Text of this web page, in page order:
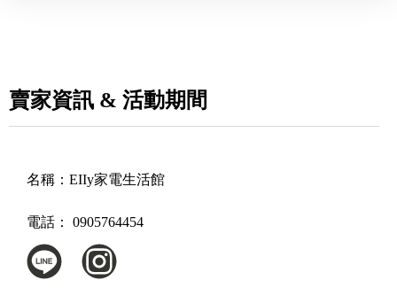
賣家資訊 & 活動期間
名稱： EIIy家電生活館
電話： 0905764454